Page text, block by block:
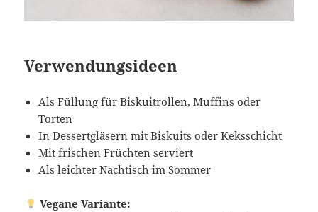
Verwendungsideen
Als Füllung für Biskuitrollen, Muffins oder
Torten
In Dessertgläsern mit Biskuits oder Keksschicht
Mit frischen Früchten serviert
Als leichter Nachtisch im Sommer
Vegane Variante: